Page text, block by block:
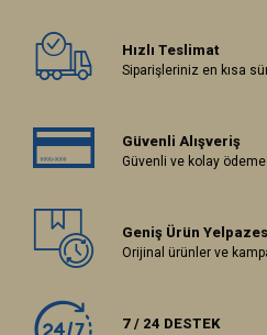
Hızlı Teslimat
Siparişleriniz en kısa
Güvenli Alışveriş
Güvenli ve kolay
Geniş Ürün
Orijinal ürünler ve
7 / 24 DESTEK